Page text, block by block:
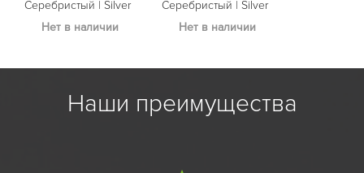
Серебристый | Silver
Нет в наличии
Серебристый | Silver
Нет в наличии
Наши преимущества